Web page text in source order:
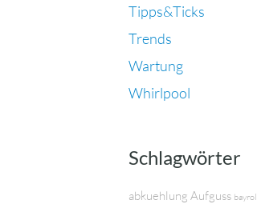
Tipps&Ticks
Trends
Wartung
Whirlpool
Schlagwörter
abkuehlung Aufguss bayrol